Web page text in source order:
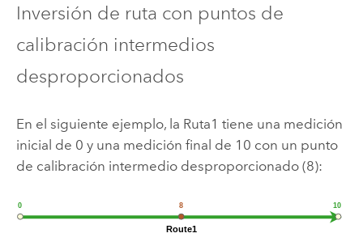
Inversión de ruta con puntos de
calibración intermedios
desproporcionados
En el siguiente ejemplo, la Ruta1 tiene una medición
inicial de 0 y una medición final de 10 con un punto
de calibración intermedio desproporcionado (8):